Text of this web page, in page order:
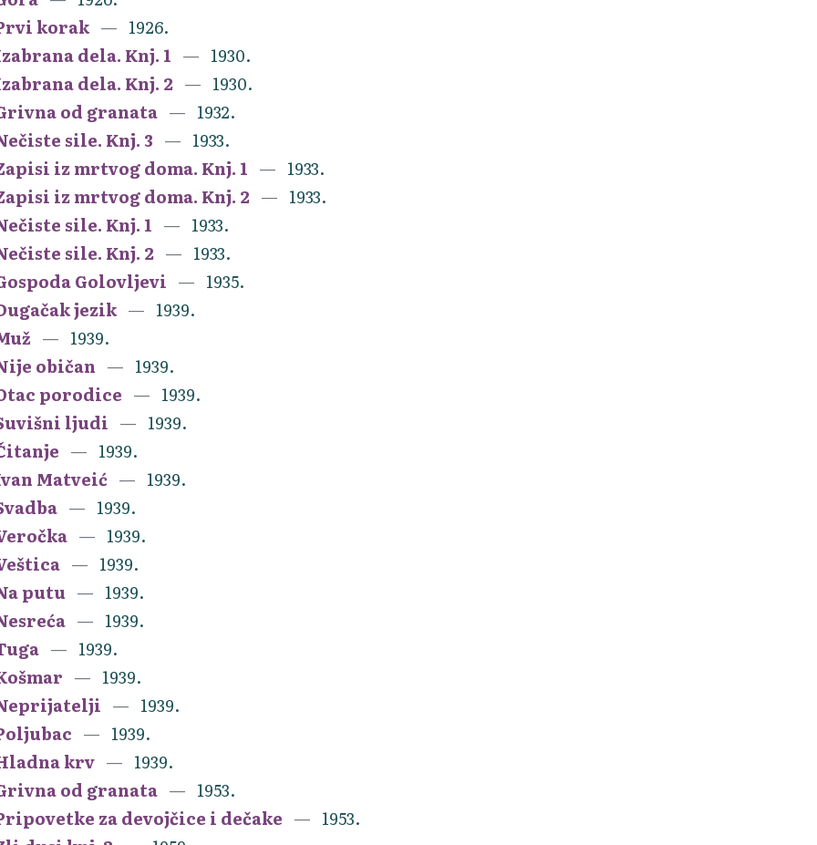
korak
1926.
dela. Knj. 1
1930.
dela. Knj. 2
1930.
od granata
1932.
sile. Knj. 3
1933.
iz mrtvog doma. Knj. 1
1933.
iz mrtvog doma. Knj. 2
1933.
sile. Knj. 1
1933.
sile. Knj. 2
1933.
Golovljevi
1935.
jezik
1939.
1939.
običan
1939.
porodice
1939.
ljudi
1939.
1939.
Matveić
1939.
1939.
1939.
1939.
putu
1939.
1939.
1939.
1939.
1939.
1939.
krv
1939.
od granata
1953.
za devojčice i dečake
1953.